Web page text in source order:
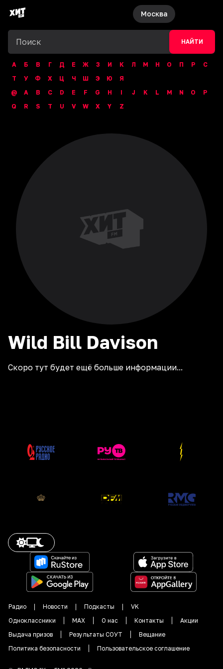
Москва
НАЙТИ
А Б В Г Д Е Ж З И К Л М Н О П Р
С
Т
У Ф Х Ц Ч Ш Э Ю
Я
@
A B C D E F G H I J K L M N O
P
Q
R S T U V W X Y Z
Wild Bill Davison
Скоро тут будет ещё больше информации...
Радио Новости Подкасты
VK
Одноклассники
MAX О нас Контакты
Акции
Выдача призов
Результаты СОУТ
Вещание
Политика безопасности
Пользовательское соглашение